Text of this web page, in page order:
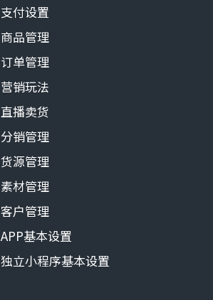
支付设置
商品管理
订单管理
营销玩法
直播卖货
分销管理
货源管理
素材管理
客户管理
APP基本设置
独立小程序基本设置